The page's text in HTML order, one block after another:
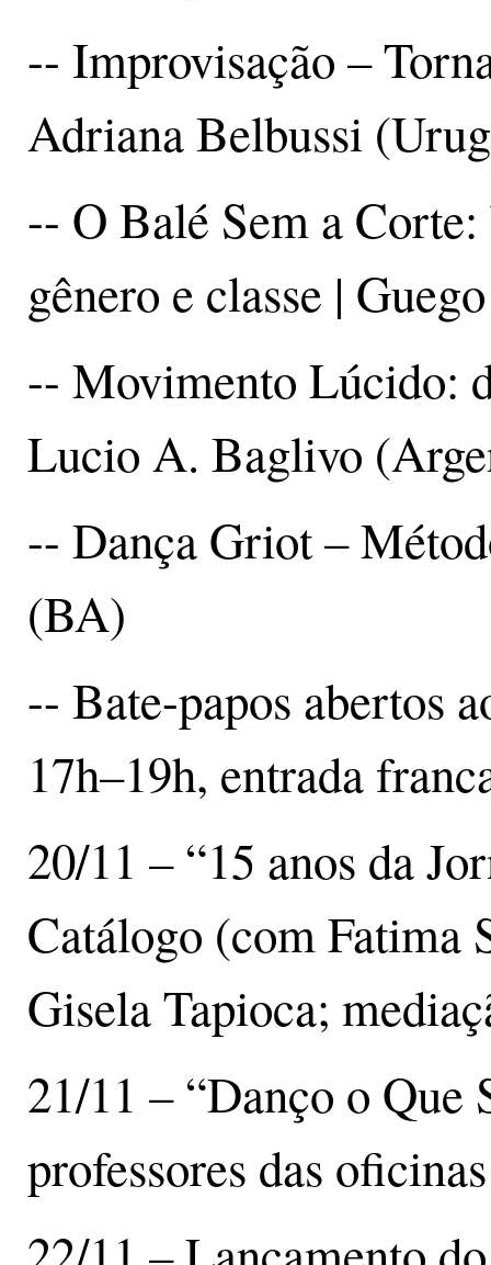
-- Improvisação –
Adriana Belbussi
-- O Balé Sem a
gênero e classe |
-- Movimento Lúcido:
Lucio A. Baglivo
-- Dança Griot –
(BA)
-- Bate-papos abertos
17h–19h, entrada
20/11 – “15 anos da
Catálogo (com Fatima
Gisela Tapioca;
21/11 – “Danço o Que
professores das oficinas